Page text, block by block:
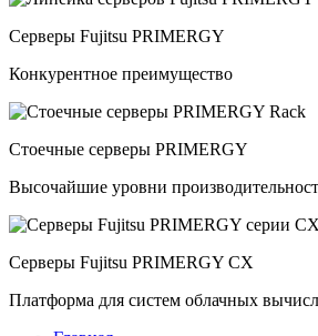
Серверы Fujitsu PRIMERGY
Конкурентное преимущество
Стоечные серверы PRIMERGY
Высочайшие уровни
Серверы Fujitsu PRIMERGY CX
Платформа для систем облачных